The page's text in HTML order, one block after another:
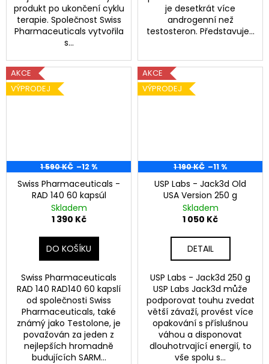
produkt po ukončení cyklu
terapie. Společnost Swiss
Pharmaceuticals vytvořila
s...
je desetkrát více
androgenní než
testosteron. Představuje...
AKCE
VÝPRODEJ
1 590 KČ –12 %
Swiss Pharmaceuticals -
RAD 140 60 kapsúl
Skladem
1 390 Kč
DO KOŠÍKU
Swiss Pharmaceuticals
RAD 140 RAD140 60 kapslí
od společnosti Swiss
Pharmaceuticals, také
známý jako Testolone, je
považován za jeden z
nejlepších hromadně
budujících SARM...
AKCE
VÝPRODEJ
1 190 KČ –11 %
USP Labs - Jack3d Old
USA Version 250 g
Skladem
1 050 Kč
DETAIL
USP Labs - Jack3d 250 g
USP Labs Jack3d může
podporovat touhu zvedat
větší závaží, provést více
opakování s příslušnou
váhou a disponovat
dlouhotrvající energií, to
vše spolu s...